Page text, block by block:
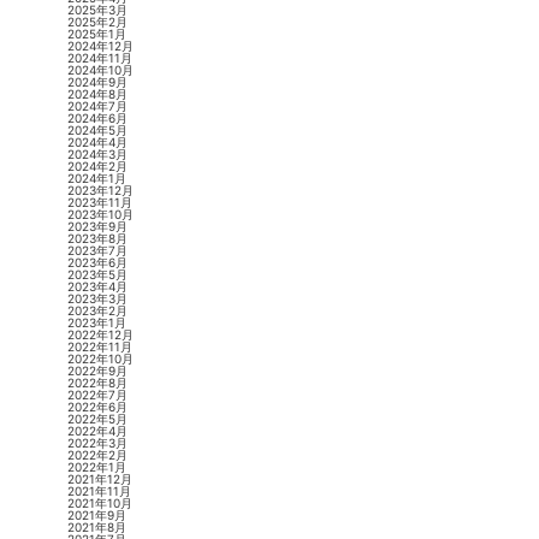
2025年3月
2025年2月
2025年1月
2024年12月
2024年11月
2024年10月
2024年9月
2024年8月
2024年7月
2024年6月
2024年5月
2024年4月
2024年3月
2024年2月
2024年1月
2023年12月
2023年11月
2023年10月
2023年9月
2023年8月
2023年7月
2023年6月
2023年5月
2023年4月
2023年3月
2023年2月
2023年1月
2022年12月
2022年11月
2022年10月
2022年9月
2022年8月
2022年7月
2022年6月
2022年5月
2022年4月
2022年3月
2022年2月
2022年1月
2021年12月
2021年11月
2021年10月
2021年9月
2021年8月